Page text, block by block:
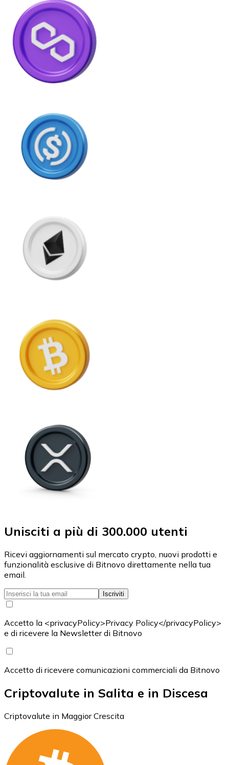
Unisciti a più di 300.000 utenti
Ricevi aggiornamenti sul mercato crypto, nuovi prodotti e
funzionalità esclusive di Bitnovo direttamente nella tua
email.
Iscriviti
Accetto la <privacyPolicy>Privacy Policy</privacyPolicy>
e di ricevere la Newsletter di Bitnovo
Accetto di ricevere comunicazioni commerciali da Bitnovo
Criptovalute in Salita e in Discesa
Criptovalute in Maggior Crescita